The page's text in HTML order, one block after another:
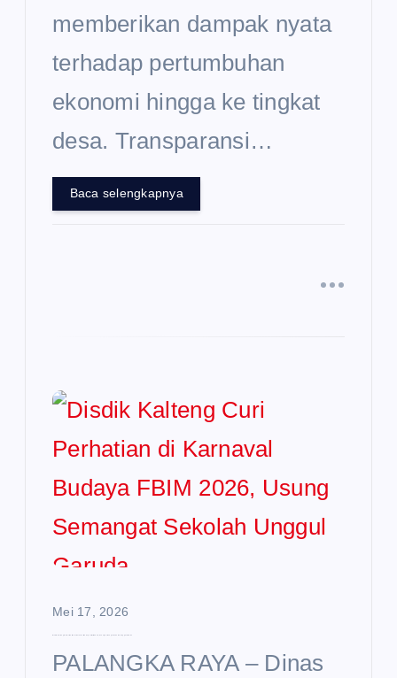
memberikan dampak nyata
terhadap pertumbuhan
ekonomi hingga ke tingkat
desa. Transparansi…
Baca selengkapnya
Mei 17, 2026
PALANGKA RAYA – Dinas